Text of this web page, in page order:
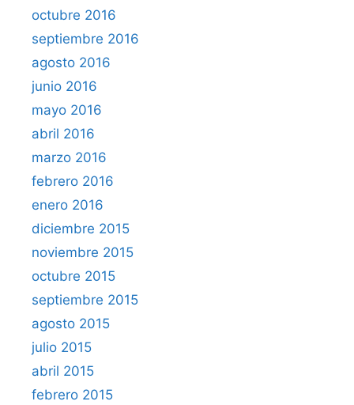
octubre 2016
septiembre 2016
agosto 2016
junio 2016
mayo 2016
abril 2016
marzo 2016
febrero 2016
enero 2016
diciembre 2015
noviembre 2015
octubre 2015
septiembre 2015
agosto 2015
julio 2015
abril 2015
febrero 2015